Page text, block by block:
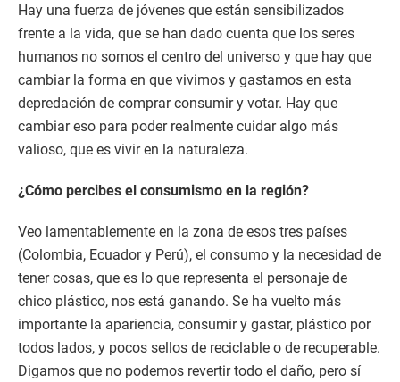
Hay una fuerza de jóvenes que están sensibilizados
frente a la vida, que se han dado cuenta que los seres
humanos no somos el centro del universo y que hay que
cambiar la forma en que vivimos y gastamos en esta
depredación de comprar consumir y votar. Hay que
cambiar eso para poder realmente cuidar algo más
valioso, que es vivir en la naturaleza.
¿Cómo percibes el consumismo en la región?
Veo lamentablemente en la zona de esos tres países
(Colombia, Ecuador y Perú), el consumo y la necesidad de
tener cosas, que es lo que representa el personaje de
chico plástico, nos está ganando. Se ha vuelto más
importante la apariencia, consumir y gastar, plástico por
todos lados, y pocos sellos de reciclable o de recuperable.
Digamos que no podemos revertir todo el daño, pero sí